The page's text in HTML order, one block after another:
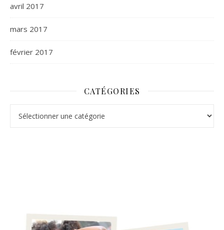
avril 2017
mars 2017
février 2017
CATÉGORIES